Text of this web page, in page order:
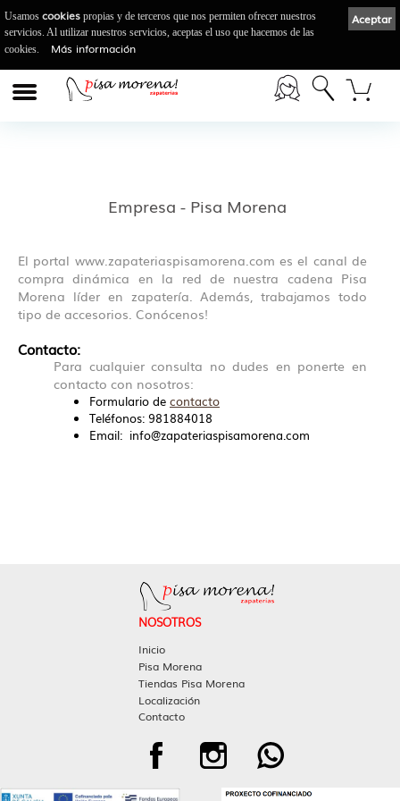
Empresa - Pisa Morena
El portal www.zapateriaspisamorena.com es el canal de
compra dinámica en la red de nuestra cadena Pisa
Morena líder en zapatería. Además, trabajamos todo
tipo de accesorios. Conócenos!
Contacto:
Para cualquier consulta no dudes en ponerte en
contacto con nosotros:
Formulario de contacto
Teléfonos: 981884018
Email: info@zapateriaspisamorena.com
NOSOTROS
Inicio
Pisa Morena
Tiendas Pisa Morena
Localización
Contacto
Aceptar
Usamos cookies propias y de terceros que nos permiten ofrecer nuestros
servicios. Al utilizar nuestros servicios, aceptas el uso que hacemos de las
cookies.
Más información